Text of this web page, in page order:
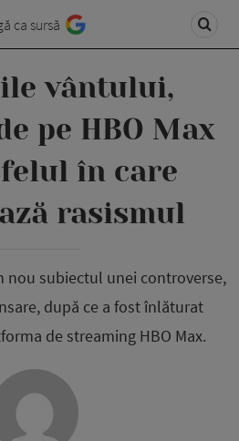
ca sursă
vântului,
pe HBO Max
în care
rasismul
nou subiectul unei controverse,
după ce a fost înlăturat
de streaming HBO Max.